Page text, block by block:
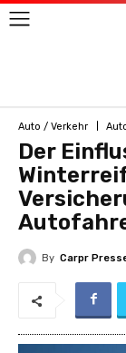
Auto / Verkehr
Der
By Carpr